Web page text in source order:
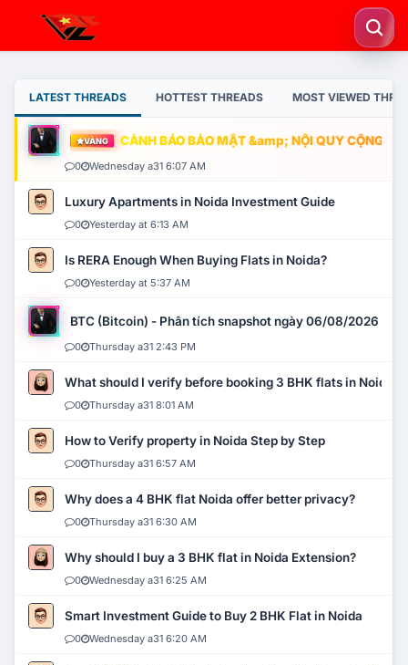
LATEST THREADS HOTTEST THREADS MOST VIEWED
VÀNG CẢNH BÁO BẢO MẬT &amp; NỘI QUY CỘNG
0 Wednesday a31 6:07 AM
Luxury Apartments in Noida Investment Guide
0 Yesterday at 6:13 AM
Is RERA Enough When Buying Flats in Noida?
0 Yesterday at 5:37 AM
BTC (Bitcoin) - Phân tích snapshot ngày 06/08/2026
0 Thursday a31 2:43 PM
What should I verify before booking 3 BHK flats in Noida?
0 Thursday a31 8:01 AM
How to Verify property in Noida Step by Step
0 Thursday a31 6:57 AM
Why does a 4 BHK flat Noida offer better privacy?
0 Thursday a31 6:30 AM
Why should I buy a 3 BHK flat in Noida Extension?
0 Wednesday a31 6:25 AM
Smart Investment Guide to Buy 2 BHK Flat in Noida
0 Wednesday a31 6:20 AM